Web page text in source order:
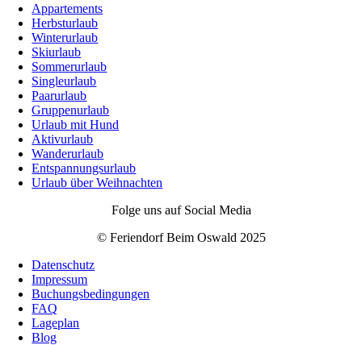
Appartements
Herbsturlaub
Winterurlaub
Skiurlaub
Sommerurlaub
Singleurlaub
Paarurlaub
Gruppenurlaub
Urlaub mit Hund
Aktivurlaub
Wanderurlaub
Entspannungsurlaub
Urlaub über Weihnachten
Folge uns auf Social Media
© Feriendorf Beim Oswald 2025
Datenschutz
Impressum
Buchungsbedingungen
FAQ
Lageplan
Blog